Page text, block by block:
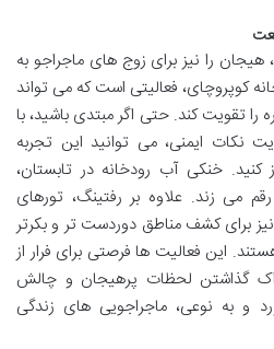
هیجان را نیز برای زوج های ماجراجو به
کوپروچای، فعالیتی است که می تواند
تقویت کند. حتی اگر مبتدی باشید، با
نکات ایمنی، می توانید این تجربه
کنید. خنکی آب رودخانه در تابستان،
می زند. علاوه بر رفتینگ، تورهای
برای کشف مناطق دوردست تر و بکرتر
این فعالیت ها فرصتی برای فرار از
گذاشتن لحظات پرهیجان و چالش
و به نوعی، ماجراجویی های زندگی